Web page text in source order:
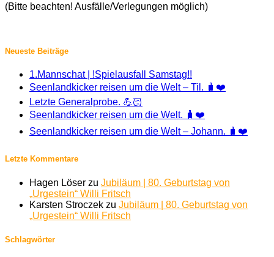
(Bitte beachten! Ausfälle/Verlegungen möglich)
Neueste Beiträge
1.Mannschat | !Spielausfall Samstag!!
Seenlandkicker reisen um die Welt – Til. 🧳❤️
Letzte Generalprobe. 💪🏻
Seenlandkicker reisen um die Welt. 🧳❤️
Seenlandkicker reisen um die Welt – Johann. 🧳❤️
Letzte Kommentare
Hagen Löser zu Jubiläum | 80. Geburtstag von
„Urgestein“ Willi Fritsch
Karsten Stroczek zu Jubiläum | 80. Geburtstag von
„Urgestein“ Willi Fritsch
Schlagwörter